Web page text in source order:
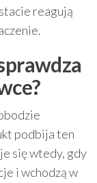
reagują
podbija ten
się wtedy, gdy
i wchodzą w